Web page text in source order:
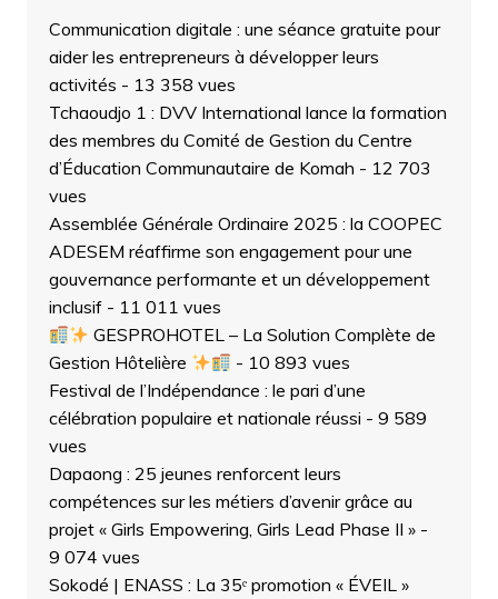
Communication digitale : une séance gratuite pour
aider les entrepreneurs à développer leurs
activités - 13 358 vues
Tchaoudjo 1 : DVV International lance la formation
des membres du Comité de Gestion du Centre
d’Éducation Communautaire de Komah - 12 703
vues
Assemblée Générale Ordinaire 2025 : la COOPEC
ADESEM réaffirme son engagement pour une
gouvernance performante et un développement
inclusif- 11 011 vues
GESPROHOTEL – La Solution Complète de
Gestion Hôtelière
- 10 893 vues
Festival de l’Indépendance : le pari d’une
célébration populaire et nationale réussi - 9 589
vues
Dapaong : 25 jeunes renforcent leurs
compétences sur les métiers d’avenir grâce au
projet « Girls Empowering, Girls Lead Phase II »-
9 074 vues
Sokodé | ENASS : La 35ᵉ promotion « ÉVEIL »